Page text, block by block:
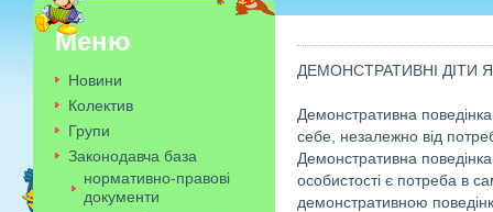
ДЕМОНСТРАТИВНІ ДІТИ
Демонстративна поведінка
себе, незалежно від
Демонстративна
особистості є потреба в
демонстративною
Меню
Новини
Колектив
Групи
Законодавча база
нормативно-правові
документи